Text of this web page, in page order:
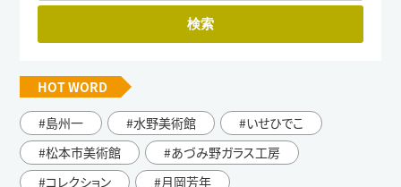
HOT WORD
島州一
水野美術館
いせひでこ
松本市美術館
あづみ野ガラス工房
コレクション
月岡芳年